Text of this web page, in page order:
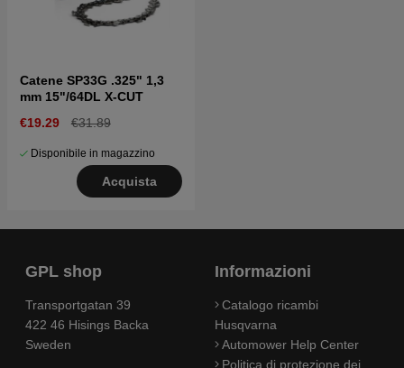
Catene SP33G .325" 1,3
mm 15"/64DL X-CUT
€19.29
€31.89
Disponibile in magazzino
Acquista
GPL shop
Transportgatan 39
422 46 Hisings Backa
Sweden
Informazioni
Catalogo ricambi
Husqvarna
Automower Help Center
Politica di protezione dei